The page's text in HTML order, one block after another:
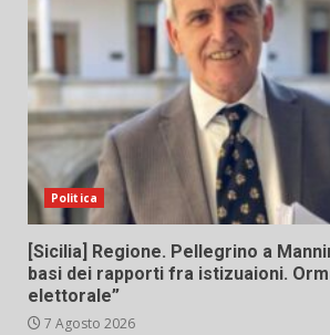
Politica
[Sicilia] Regione. Pellegrino a
basi dei rapporti fra istizuaioni.
elettorale”
7 Agosto 2026